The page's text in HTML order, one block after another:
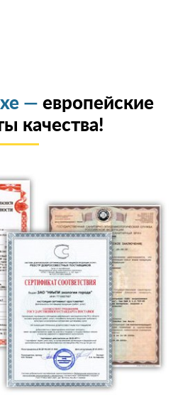
— европейские
качества!